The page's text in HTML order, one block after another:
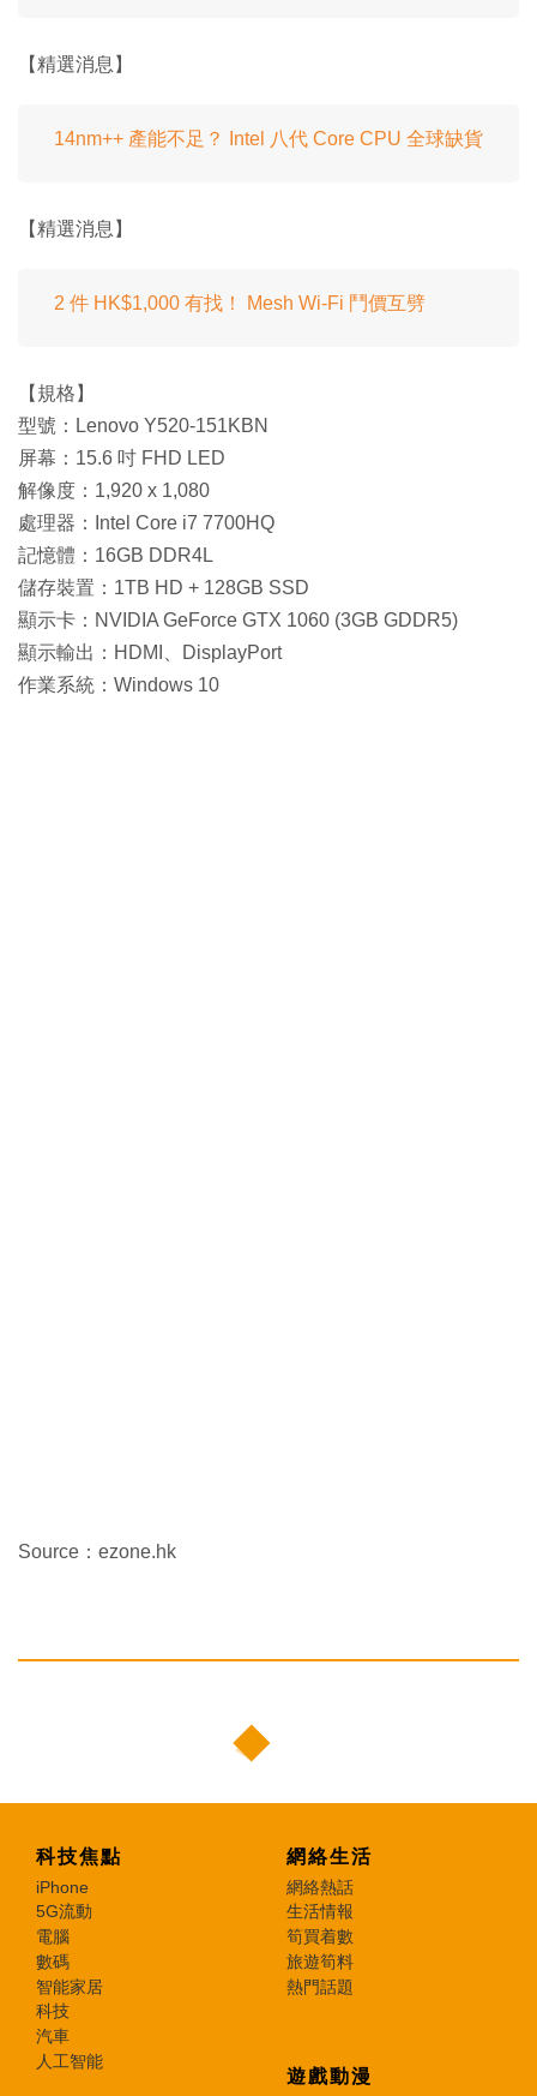
【精選消息】
14nm++ 產能不足？ Intel 八代 Core CPU 全球缺貨
【精選消息】
2 件 HK$1,000 有找！ Mesh Wi-Fi 鬥價互劈
【規格】
型號：Lenovo Y520-151KBN
屏幕：15.6 吋 FHD LED
解像度：1,920 x 1,080
處理器：Intel Core i7 7700HQ
記憶體：16GB DDR4L
儲存裝置：1TB HD + 128GB SSD
顯示卡：NVIDIA GeForce GTX 1060 (3GB GDDR5)
顯示輸出：HDMI、DisplayPort
作業系統：Windows 10
Source：ezone.hk
科技焦點
iPhone
5G流動
電腦
數碼
智能家居
科技
汽車
人工智能
網絡生活
網絡熱話
生活情報
筍買着數
旅遊筍料
熱門話題
遊戲動漫